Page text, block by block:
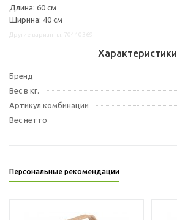
Длина: 60 см
Ширина: 40 см
Характеристики
Бренд
Вес в кг.
Артикул комбинации
Вес нетто
Персональные рекомендации